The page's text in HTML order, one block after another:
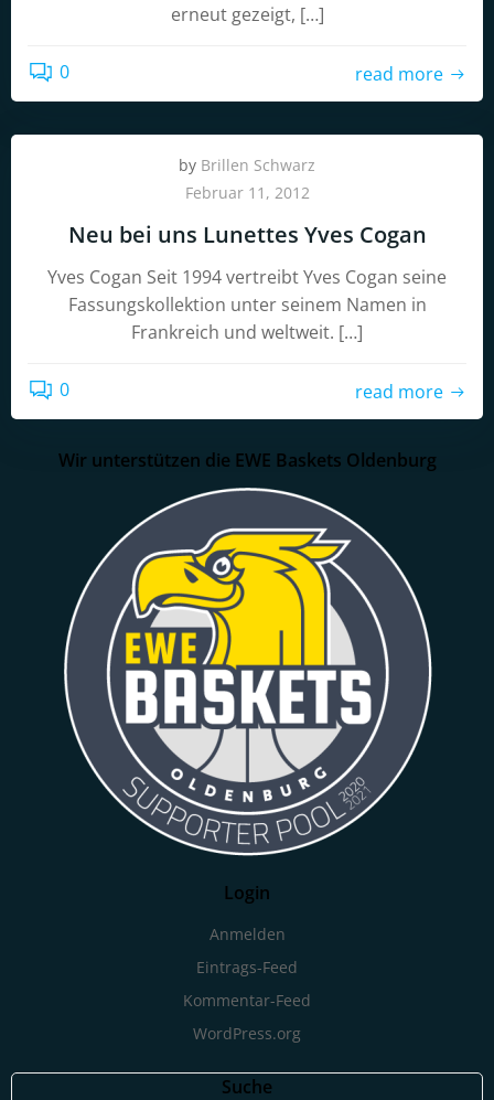
erneut gezeigt, […]
0 read more
by Brillen Schwarz
Februar 11, 2012
Neu bei uns Lunettes Yves Cogan
Yves Cogan Seit 1994 vertreibt Yves Cogan seine
Fassungskollektion unter seinem Namen in
Frankreich und weltweit. […]
0 read more
Wir unterstützen die EWE Baskets Oldenburg
Login
Anmelden
Eintrags-Feed
Kommentar-Feed
WordPress.org
Suche